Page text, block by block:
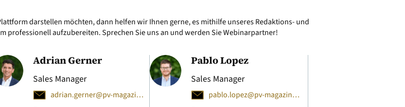
darstellen möchten, dann helfen wir Ihnen gerne, es mithilfe unseres Redaktions- und
professionell aufzubereiten. Sprechen Sie uns an und werden Sie Webinarpartner!
Adrian Gerner
Sales Manager
adrian.gerner@pv-magazine.com
Pablo Lopez
Sales Manager
pablo.lopez@pv-magazine.com